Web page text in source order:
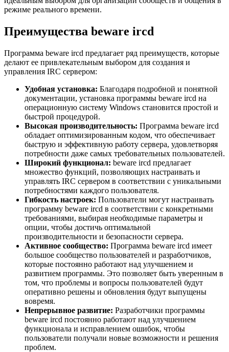
режиме реального времени.
Преимущества beware ircd
Программа beware ircd предлагает ряд преимуществ, которые
делают ее привлекательным выбором для создания и
управления IRC сервером:
Удобная установка: Благодаря подробной и понятной
документации, установка программы beware ircd на
операционную систему Windows становится простой и
быстрой процедурой.
Высокая производительность: Программа beware ircd
обладает оптимизированным кодом, что обеспечивает
быструю и эффективную работу сервера, удовлетворяя
потребности даже самых требовательных пользователей.
Широкий функционал: beware ircd предлагает
множество функций, позволяющих настраивать и
управлять IRC сервером в соответствии с уникальными
потребностями каждого пользователя.
Гибкость настроек: Пользователи могут настраивать
программу beware ircd в соответствии с конкретными
требованиями, выбирая необходимые параметры и
опции, чтобы достичь оптимальной
производительности и безопасности сервера.
Активное сообщество: Программа beware ircd имеет
большое сообщество пользователей и разработчиков,
которые постоянно работают над улучшением и
развитием программы. Это позволяет быть уверенным в
том, что проблемы и вопросы пользователей будут
оперативно решены и обновления будут выпущены
вовремя.
Непрерывное развитие: Разработчики программы
beware ircd постоянно работают над улучшением
функционала и исправлением ошибок, чтобы
пользователи получали новые возможности и решения
проблем.